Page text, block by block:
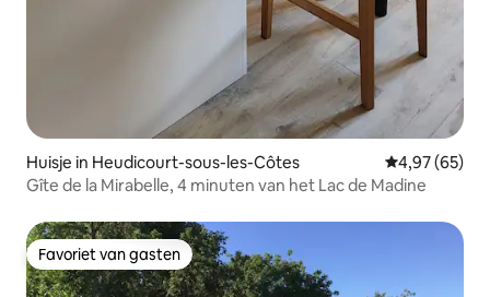
Huisje in Heudicourt-sous-les-Côtes Gemiddelde
4,97 (65)
Gîte de la Mirabelle, 4 minuten van het Lac de Madine
Favoriet van gasten
Favoriet van gasten